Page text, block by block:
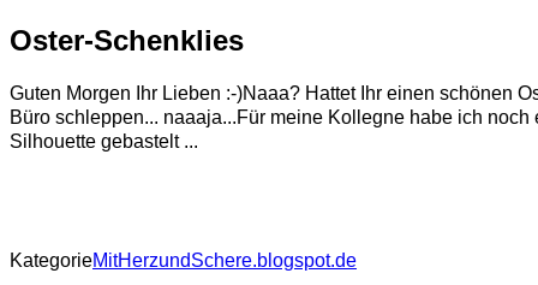
Oster-Schenklies
Guten Morgen Ihr Lieben :-)Naaa? Hattet Ihr einen schönen
Büro schleppen... naaaja...Für meine Kollegne habe ich
Silhouette gebastelt ...
KategorieMitHerzundSchere.blogspot.de